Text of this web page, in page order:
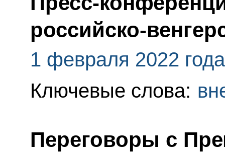
российско-
1 февраля 2022 года
Ключевые слова:
Переговоры с